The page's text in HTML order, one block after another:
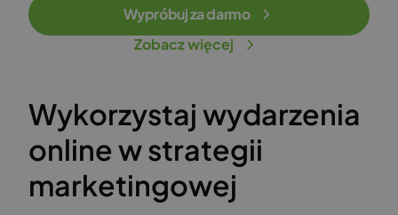
Wypróbuj za darmo
Zobacz więcej
Wykorzystaj wydarzenia
online w strategii
marketingowej